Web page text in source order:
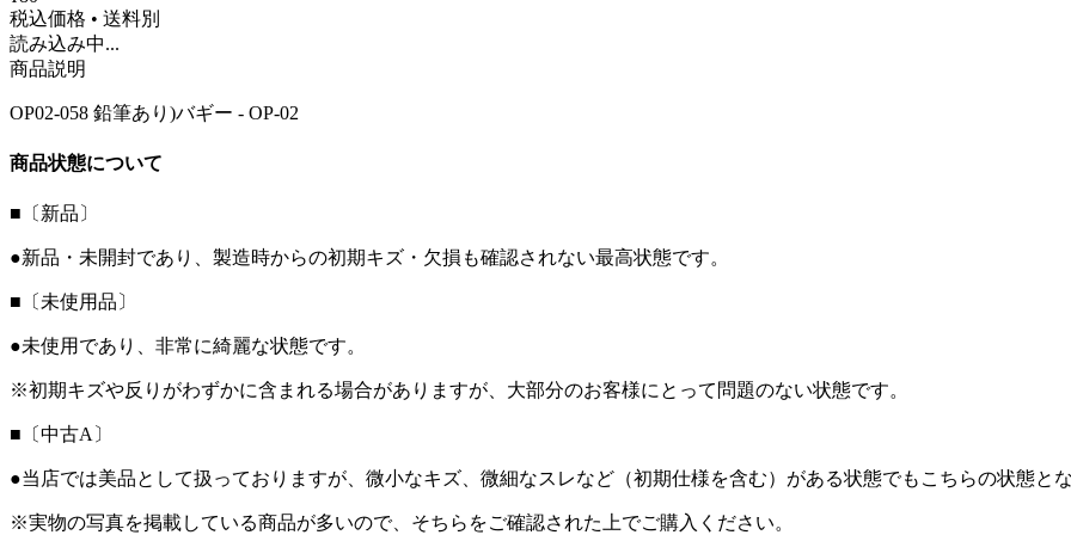
税込価格 • 送料別
読み込み中...
商品説明
OP02-058 鉛筆あり)バギー - OP-02
商品状態について
■〔新品〕
●新品・未開封であり、製造時からの初期キズ・欠損も確認されない最高状態です。
■〔未使用品〕
●未使用であり、非常に綺麗な状態です。
※初期キズや反りがわずかに含まれる場合がありますが、大部分のお客様にとって問題のない状態です。
■〔中古A〕
●当店では美品として扱っておりますが、微小なキズ、微細なスレなど（初期仕様を含む）がある状態でもこちらの状態と
※実物の写真を掲載している商品が多いので、そちらをご確認された上でご購入ください。